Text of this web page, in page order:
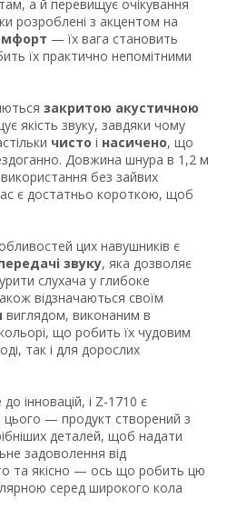
Рейтинг EXE.ua:4.6
а й перевищує очікування
розроблені з акцентом на
— їх вага становить
їх практично непомітними
закритою акустичною
якість звуку, завдяки чому
чисто і насичено, що
Довжина шнура в 1,2 м
використання без зайвих
є достатньо короткою, щоб
цих навушників є
звуку, яка дозволяє
слухача у глибоке
відзначаються своїм
виглядом, виконаним в
що робить їх чудовим
так і для дорослих
інновацій, і Z-1710 є
— продукт створений з
деталей, щоб надати
задоволення від
та якісно — ось що робить цю
серед широкого кола